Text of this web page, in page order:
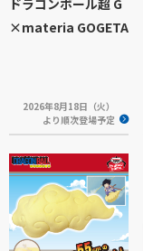
ドラゴンボール超 G
×materia GOGETA
2026年8月18日（火）
より順次登場予定